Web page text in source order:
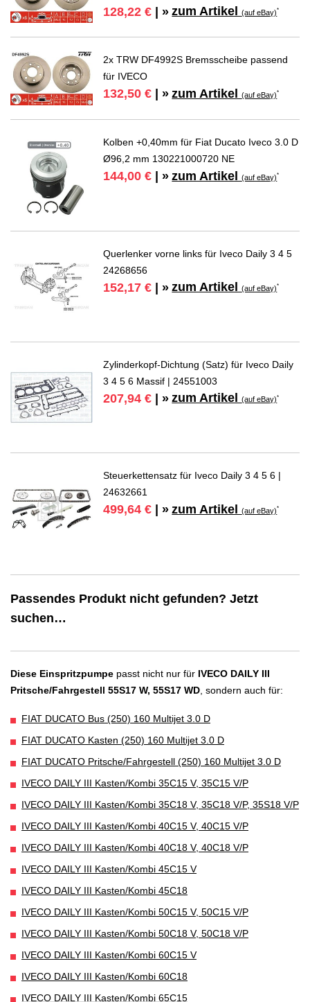
128,22 € | » zum Artikel(auf eBay)*
2x TRW DF4992S Bremsscheibe passend
für IVECO
132,50 € | » zum Artikel(auf eBay)*
Kolben +0,40mm für Fiat Ducato Iveco 3.0 D
Ø96,2 mm 130221000720 NE
144,00 € | » zum Artikel(auf eBay)*
Querlenker vorne links für Iveco Daily 3 4 5
24268656
152,17 € | » zum Artikel(auf eBay)*
Zylinderkopf-Dichtung (Satz) für Iveco Daily
3 4 5 6 Massif | 24551003
207,94 € | » zum Artikel(auf eBay)*
Steuerkettensatz für Iveco Daily 3 4 5 6 |
24632661
499,64 € | » zum Artikel(auf eBay)*
Passendes Produkt nicht gefunden? Jetzt
suchen…
Diese Einspritzpumpe passt nicht nur für IVECO DAILY III
Pritsche/Fahrgestell 55S17 W, 55S17 WD , sondern auch für:
FIAT DUCATO Bus (250) 160 Multijet 3.0 D
FIAT DUCATO Kasten (250) 160 Multijet 3.0 D
FIAT DUCATO Pritsche/Fahrgestell (250) 160 Multijet 3.0 D
IVECO DAILY III Kasten/Kombi 35C15 V, 35C15 V/P
IVECO DAILY III Kasten/Kombi 35C18 V, 35C18 V/P, 35S18 V/P
IVECO DAILY III Kasten/Kombi 40C15 V, 40C15 V/P
IVECO DAILY III Kasten/Kombi 40C18 V, 40C18 V/P
IVECO DAILY III Kasten/Kombi 45C15 V
IVECO DAILY III Kasten/Kombi 45C18
IVECO DAILY III Kasten/Kombi 50C15 V, 50C15 V/P
IVECO DAILY III Kasten/Kombi 50C18 V, 50C18 V/P
IVECO DAILY III Kasten/Kombi 60C15 V
IVECO DAILY III Kasten/Kombi 60C18
IVECO DAILY III Kasten/Kombi 65C15